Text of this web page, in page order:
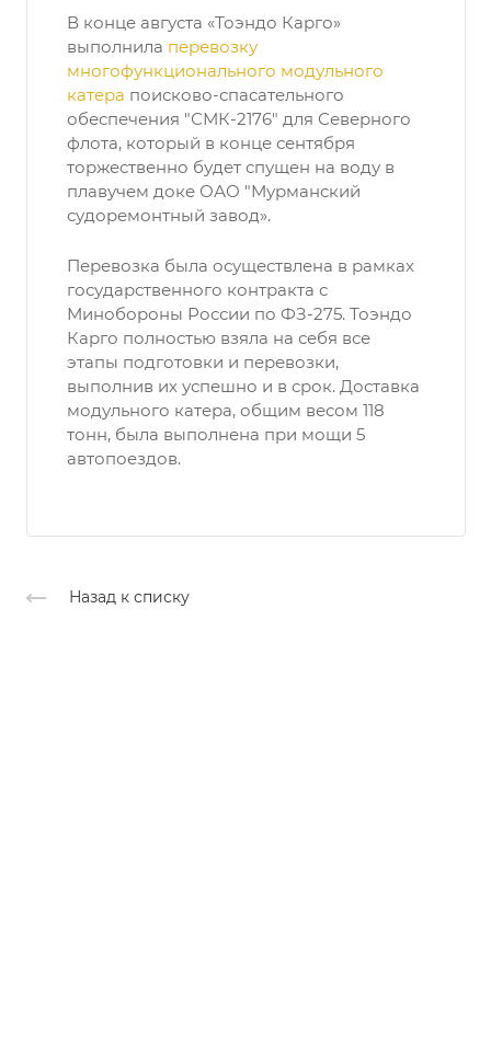
В конце августа «Тоэндо Карго»
выполнила перевозку
многофункционального модульного
катера поисково-спасательного
обеспечения "СМК-2176" для Северного
флота, который в конце сентября
торжественно будет спущен на воду в
плавучем доке ОАО "Мурманский
судоремонтный завод».
Перевозка была осуществлена в рамках
государственного контракта с
Минобороны России по ФЗ-275. Тоэндо
Карго полностью взяла на себя все
этапы подготовки и перевозки,
выполнив их успешно и в срок. Доставка
модульного катера, общим весом 118
тонн, была выполнена при мощи 5
автопоездов.
Назад к списку